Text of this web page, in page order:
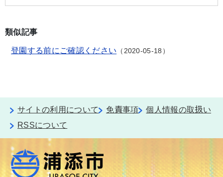
類似記事
登園する前にご確認ください 2020-05-18
サイトの利用について 免責事項
個人情報の取扱い
RSSについて